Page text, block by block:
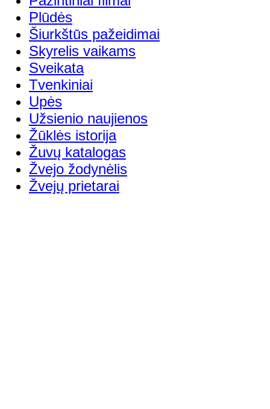
Plūdės
Šiurkštūs pažeidimai
Skyrelis vaikams
Sveikata
Tvenkiniai
Upės
Užsienio naujienos
Žūklės istorija
Žuvų katalogas
Žvejo žodynėlis
Žvejų prietarai